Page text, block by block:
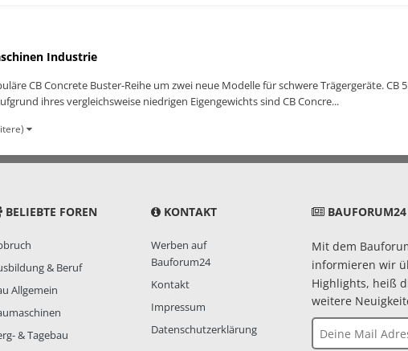
Industrie
CB Concrete Buster-Reihe um zwei neue Modelle für schwere Trägergeräte. CB
ihres vergleichsweise niedrigen Eigengewichts sind CB Concre...
BELIEBTE FOREN
& Beruf
Allgemein
& Tagebau
KONTAKT
Werben auf
Bauforum24
Kontakt
Impressum
Datenschutzerklärung
BAUFORUM24
Mit dem
informieren wir
Highlights, heiß
weitere